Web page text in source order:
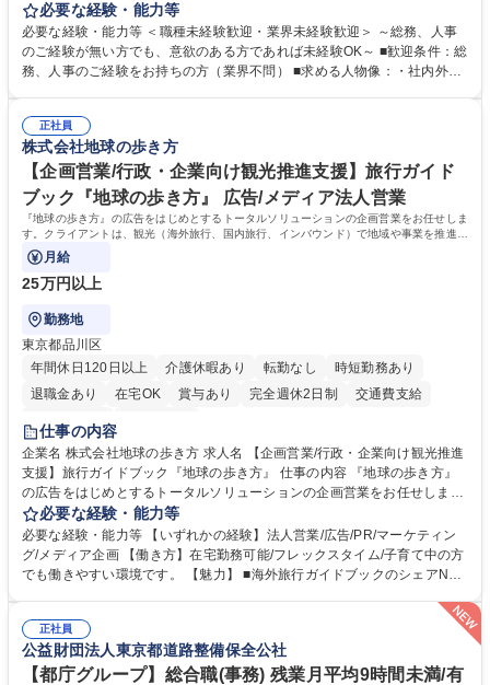
します。 ＜具体的には＞ ・総務/人事労務（給与・社保・勤怠管理など）
・採用・教育研修 ・福利厚生運用 など ※基本的には事務所勤務ですが、
採用や教育等の業務内容により、関西圏以外への日帰り・宿泊を伴う国内
出張もございます。 ※担当業務を持ちつつ、お互いに助け合いながら、総
必要な経験・能力等
必要な経験・能力等 ＜職種未経験歓迎・業界未経験歓迎＞ ～総務、人事
のご経験が無い方でも、意欲のある方であれば未経験OK～ ■歓迎条件：総
務、人事のご経験をお持ちの方（業界不問） ■求める人物像：・社内外の
正社員
株式会社地球の歩き方
【企画営業/行政・企業向け観光推進支援】旅行ガイド
ブック『地球の歩き方』 広告/メディア法人営業
『地球の歩き方』の広告をはじめとするトータルソリューションの企画営業をお任せしま
す。クライアントは、観光（海外旅行、国内旅行、インバウンド）で地域や事業を推進し
たい国内外の行政や企業です。
月給
25万円以上
勤務地
東京都品川区
年間休日120日以上
介護休暇あり 転勤なし
時短勤務あり
退職金あり
在宅OK 賞与あり 完全週休2日制
交通費支給
駅近5分以内
仕事の内容
企業名 株式会社地球の歩き方 求人名 【企画営業/行政・企業向け観光推進
支援】旅行ガイドブック『地球の歩き方』 仕事の内容 『地球の歩き方』
の広告をはじめとするトータルソリューションの企画営業をお任せしま
す。クライアントは、観光（海外旅行、国内旅行、インバウンド）で地域
や事業を推進したい国内外の行政や企業です。 【業務詳細】■『地球の歩
き方』は海外旅行ガイドブックのNo.1ブランドであり、国内旅行において
も牽引しております。観光推進支援においても、業界を牽引する意欲的な
国策事業です。「GOOD LUCK TRIP」は、海外旅行ガイドブックと同様
に、インバウンドのトップブランドに成長しております■旅が業務であ
り、日常です。旅好きにはこれ以上ない環境です 募集職種 【企画営業/行
政・企業向け観光推進支援】旅行ガイドブック『地球の歩き方』
必要な経験・能力等
必要な経験・能力等 【いずれかの経験】法人営業/広告/PR/マーケティン
グ/メディア企画 【働き方】在宅勤務可能/フレックスタイム/子育て中の方
でも働きやすい環境です。 【魅力】 ■海外旅行ガイドブックのシェアNo.1
ることが可能です。 ■国内旅行ガイドブックは立ち上げ間もない新規事業
であり、「地球の歩き方」としてどう取り組むか、共に形を作るコアメン
バーとして活躍いただきます。 学歴・資格 学歴：大学院 大学 語学力： 資
格：
正社員
公益財団法人東京都道路整備保全公社
【都庁グループ】総合職(事務) 残業月平均9時間未満/有